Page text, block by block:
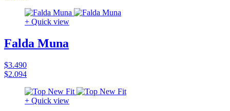
+ Quick view
Falda Muna
$3.490
$2.094
+ Quick view